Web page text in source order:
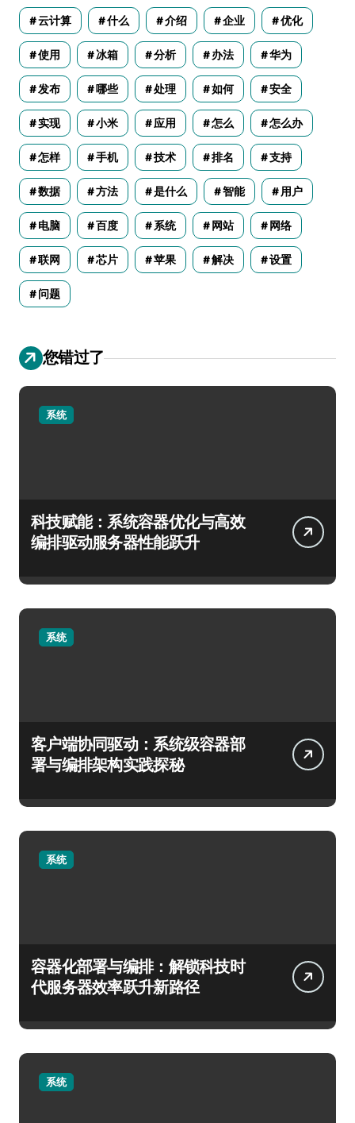
云计算 什么 介绍 企业 优化
使用 冰箱 分析 办法 华为
发布 哪些 处理 如何 安全
实现 小米 应用 怎么 怎么办
怎样 手机 技术 排名 支持
数据 方法 是什么 智能 用户
电脑 百度 系统 网站 网络
联网 芯片 苹果 解决 设置
问题
您错过了
系统
科技赋能：系统容器优化与高效
编排驱动服务器性能跃升
系统
客户端协同驱动：系统级容器部
署与编排架构实践探秘
系统
容器化部署与编排：解锁科技时
代服务器效率跃升新路径
系统